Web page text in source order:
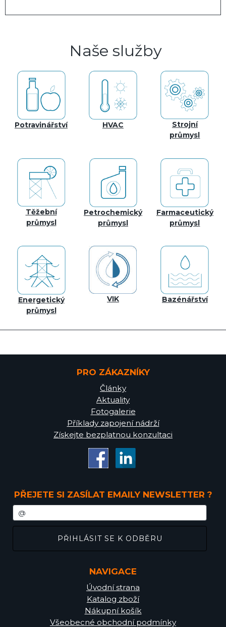
Naše služby
Potravinářství HVAC
Strojní
průmysl
Těžební
průmysl
Petrochemický
průmysl
Farmaceutický
průmysl
Energetický
průmysl
VIK Bazénářství
PRO ZÁKAZNÍKY
Články
Aktuality
Fotogalerie
Příklady zapojení nádrží
Získejte bezplatnou konzultaci
PŘEJETE SI ZASÍLAT EMAILY NEWSLETTER ?
NAVIGACE
Úvodní strana
Katalog zboží
Nákupní košík
Všeobecné obchodní podmínky